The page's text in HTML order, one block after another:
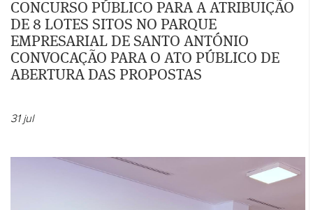
CONCURSO PÚBLICO PARA A ATRIBUIÇÃO
DE 8 LOTES SITOS NO PARQUE
EMPRESARIAL DE SANTO ANTÓNIO
CONVOCAÇÃO PARA O ATO PÚBLICO DE
ABERTURA DAS PROPOSTAS
31 jul